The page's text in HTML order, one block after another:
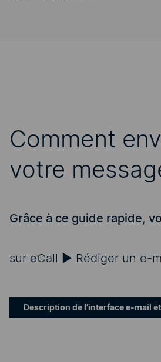
Comment
votre
Grâce à ce guide rapide,
sur eCall ► Rédiger un e-
Description de l’interface e-mail